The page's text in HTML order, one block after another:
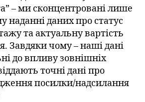
– ми сконцентровані лише
наданні даних про статус
та актуальну вартість
Завдяки чому – наші дані
до впливу зовнішніх
точні дані про
посилки/надсилання